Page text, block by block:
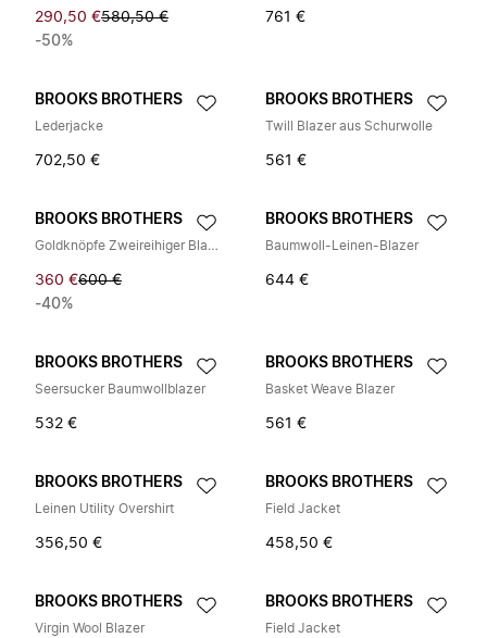
290,50 €580,50 €
-50%
761 €
BROOKS BROTHERS
Lederjacke
702,50 €
BROOKS BROTHERS
Twill Blazer aus Schurwolle
561 €
BROOKS BROTHERS
Goldknöpfe Zweireihiger Blazer aus Schurwolle
360 €600 €
-40%
BROOKS BROTHERS
Baumwoll-Leinen-Blazer
644 €
BROOKS BROTHERS
Seersucker Baumwollblazer
532 €
BROOKS BROTHERS
Basket Weave Blazer
561 €
BROOKS BROTHERS
Leinen Utility Overshirt
356,50 €
BROOKS BROTHERS
Field Jacket
458,50 €
BROOKS BROTHERS
Virgin Wool Blazer
BROOKS BROTHERS
Field Jacket